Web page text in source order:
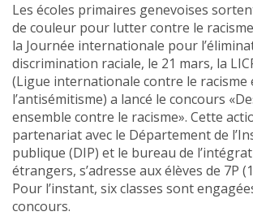
Les écoles primaires genevoises
de couleur pour lutter contre le
la Journée internationale pour
discrimination raciale, le 21 mars, la
(Ligue internationale contre le racisme
l’antisémitisme) a lancé le concours
ensemble contre le racisme». Cette
partenariat avec le Département de
publique (DIP) et le bureau de
étrangers, s’adresse aux élèves de 7P
Pour l’instant, six classes sont
concours.